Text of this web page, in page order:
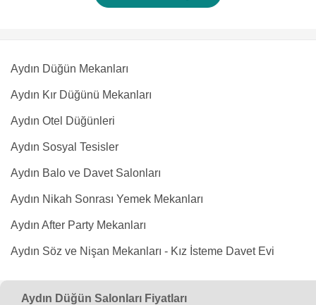
Aydın Düğün Mekanları
Aydın Kır Düğünü Mekanları
Aydın Otel Düğünleri
Aydın Sosyal Tesisler
Aydın Balo ve Davet Salonları
Aydın Nikah Sonrası Yemek Mekanları
Aydın After Party Mekanları
Aydın Söz ve Nişan Mekanları - Kız İsteme Davet Evi
Aydın Düğün Salonları Fiyatları